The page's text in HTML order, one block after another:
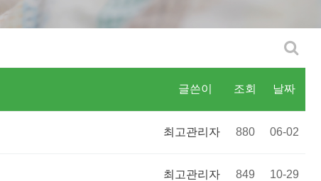
글쓴이 조회 날짜
최고관리자 880 06-02
최고관리자 849 10-29